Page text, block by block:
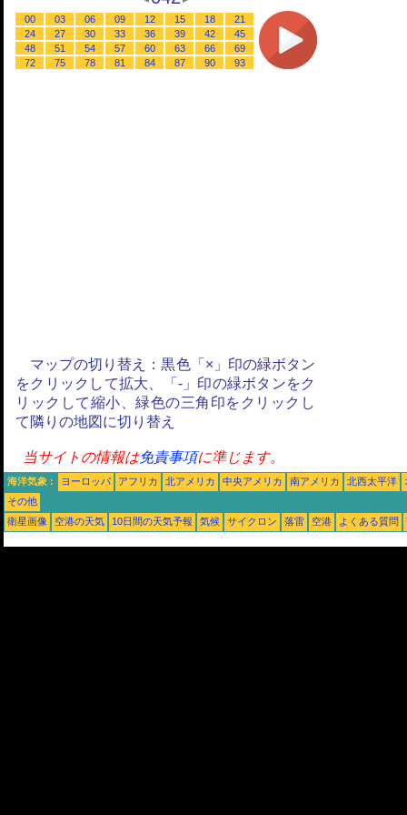
00 03 06 09 12 15 18
21
24
27 30 33 36 39 42
45
48
51 54 57 60 63 66
69
72
75 78 81 84 87 90 93
マップの切り替え：黒色「×」印の緑ボタン
をクリックして拡大、「-」印の緑ボタンをク
リックして縮小、緑色の三角印をクリックし
て隣りの地図に切り替え
当サイトの情報は免責事項に準じます。
海洋気象 : ヨーロッパ アフリカ 北アメリカ 中央アメリカ 南アメリカ 北西太平洋
その他
衛星画像
空港の天気 10日間の天気予報 気候 サイクロン 落雷 空港 よくある質問